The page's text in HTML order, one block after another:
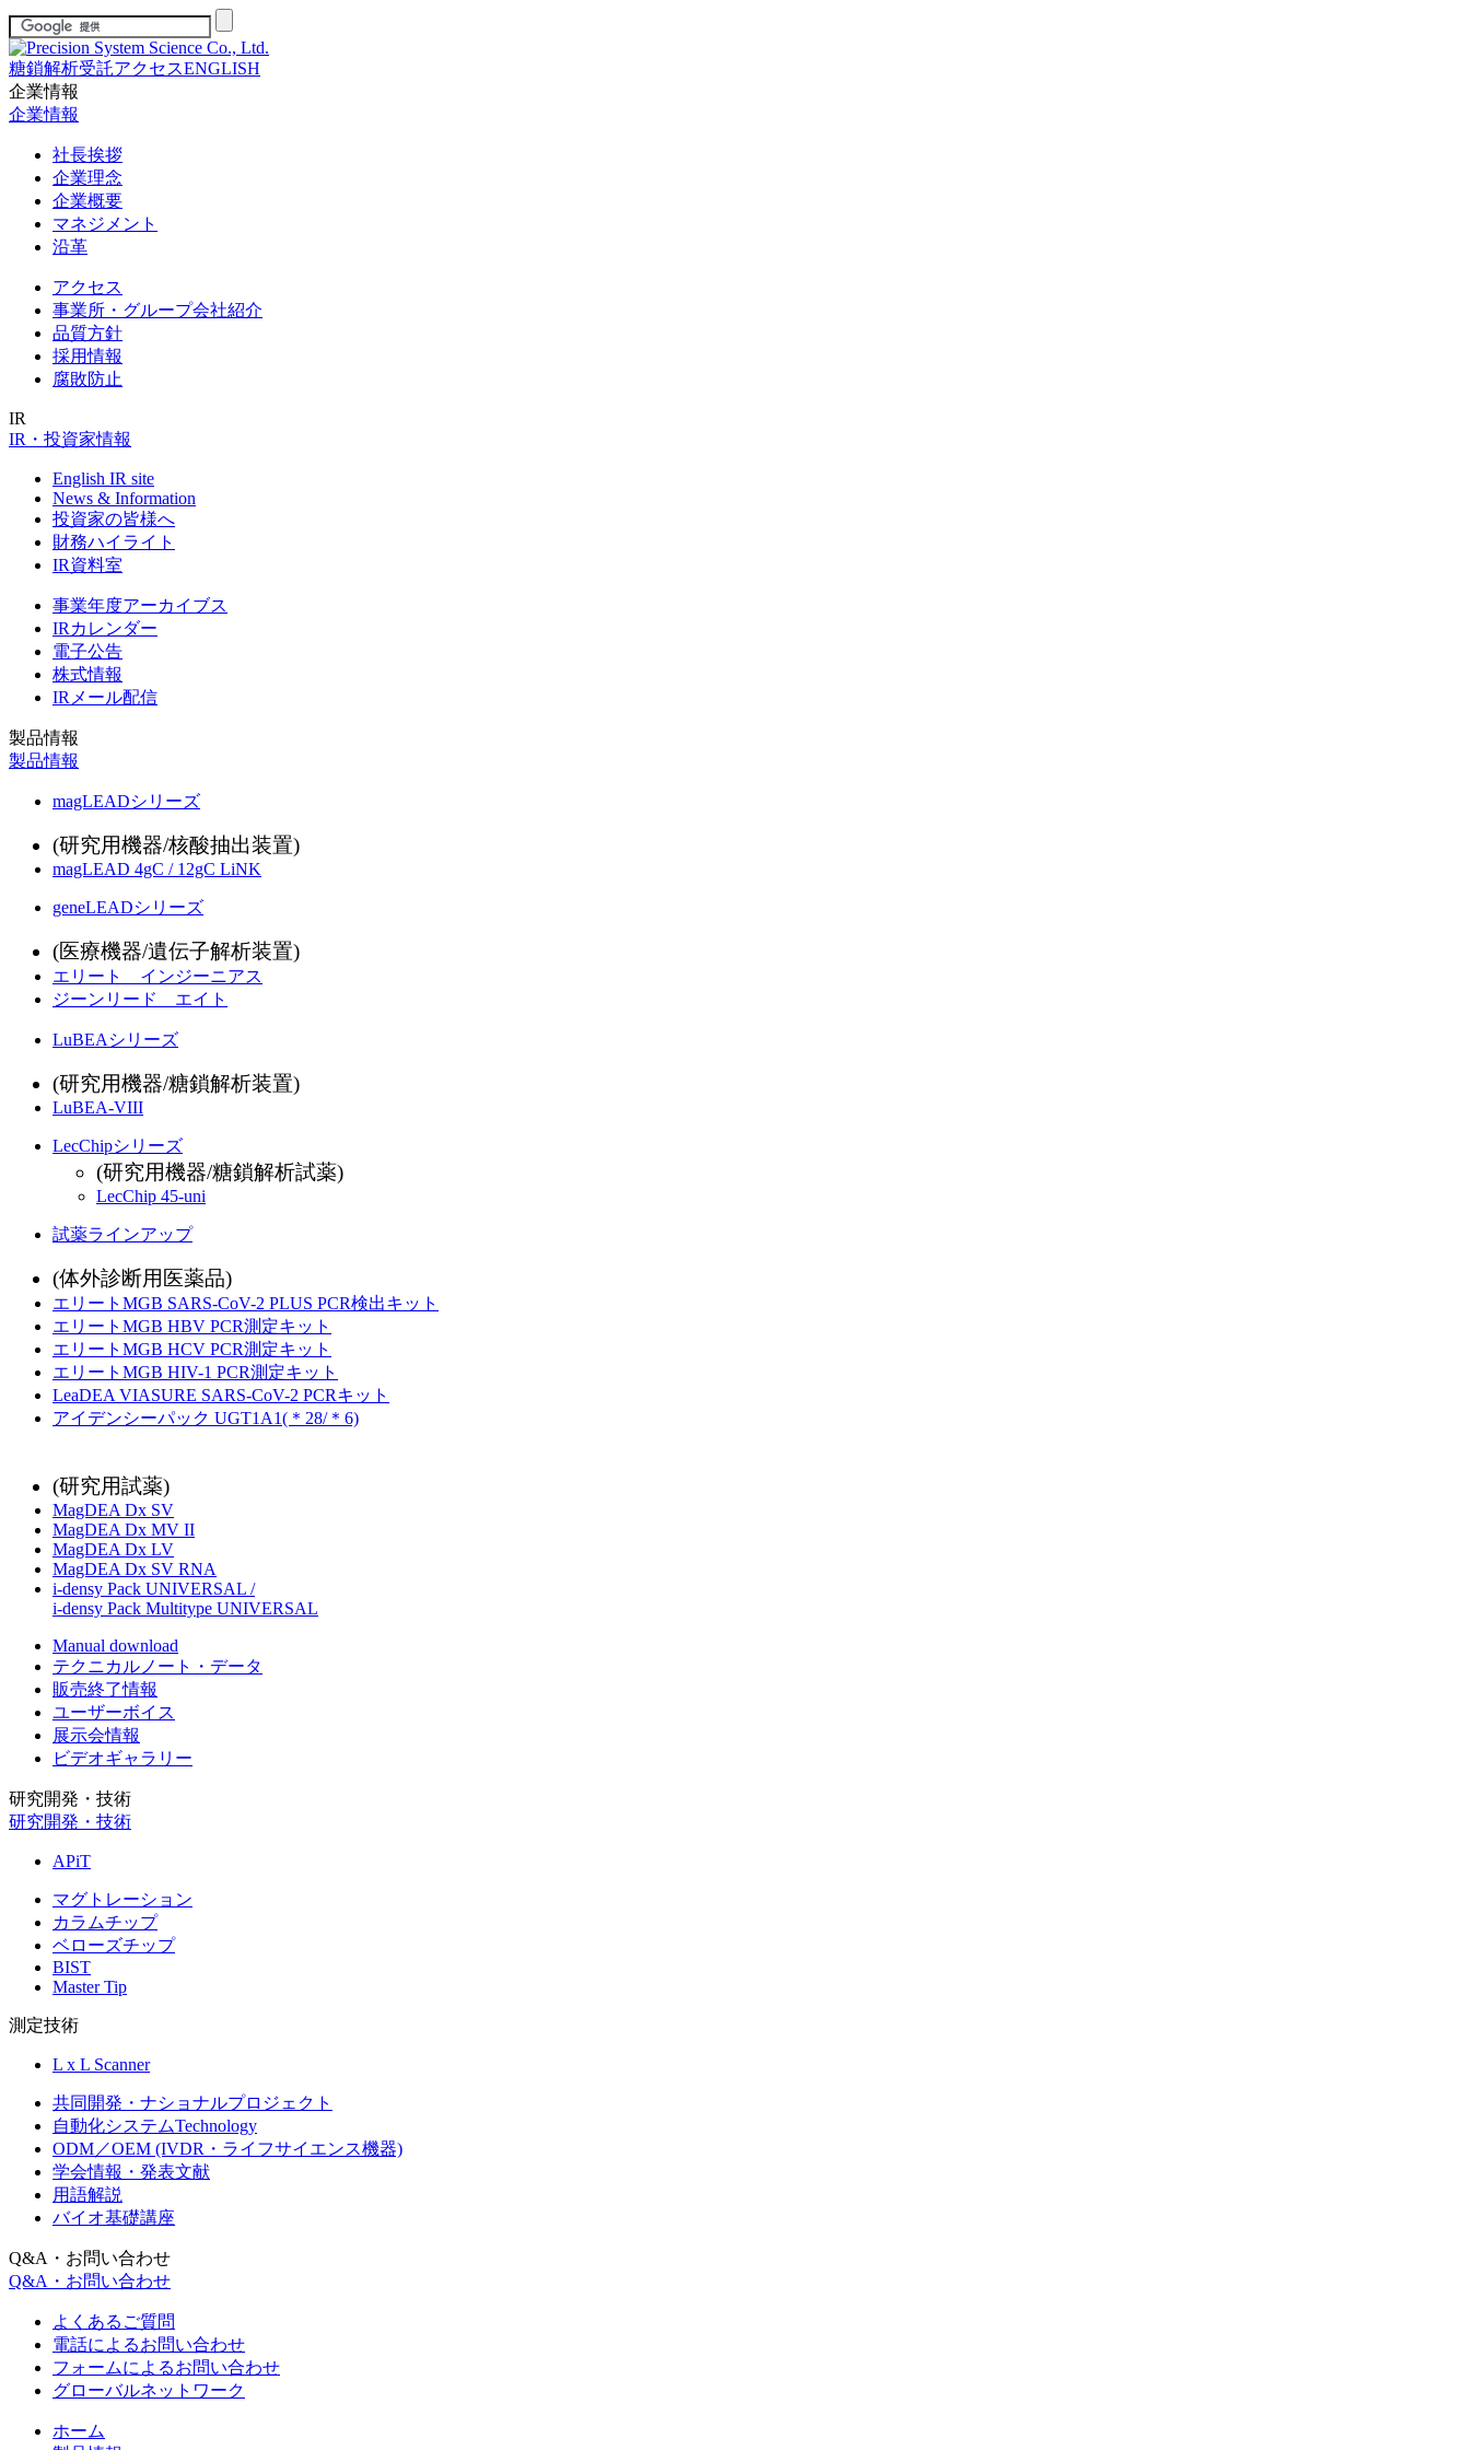
糖鎖解析受託アクセスENGLISH
企業情報
企業情報
社長挨拶
企業理念
企業概要
マネジメント
沿革
アクセス
事業所・グループ会社紹介
品質方針
採用情報
腐敗防止
IR
IR・投資家情報
English IR site
News & Information
投資家の皆様へ
財務ハイライト
IR資料室
事業年度アーカイブス
IRカレンダー
電子公告
株式情報
IRメール配信
製品情報
製品情報
magLEADシリーズ
(研究用機器/核酸抽出装置)
magLEAD 4gC / 12gC LiNK
geneLEADシリーズ
(医療機器/遺伝子解析装置)
エリート インジーニアス
ジーンリード エイト
LuBEAシリーズ
(研究用機器/糖鎖解析装置)
LuBEA-VIII
LecChipシリーズ
(研究用機器/糖鎖解析試薬)
LecChip 45-uni
試薬ラインアップ
(体外診断用医薬品)
エリートMGB SARS-CoV-2 PLUS PCR検出キット
エリートMGB HBV PCR測定キット
エリートMGB HCV PCR測定キット
エリートMGB HIV-1 PCR測定キット
LeaDEA VIASURE SARS-CoV-2 PCRキット
アイデンシーパック UGT1A1(＊28/＊6)
(研究用試薬)
MagDEA Dx SV
MagDEA Dx MV II
MagDEA Dx LV
MagDEA Dx SV RNA
i-densy Pack UNIVERSAL /
i-densy Pack Multitype UNIVERSAL
Manual download
テクニカルノート・データ
販売終了情報
ユーザーボイス
展示会情報
ビデオギャラリー
研究開発・技術
研究開発・技術
APiT
マグトレーション
カラムチップ
ベローズチップ
BIST
Master Tip
測定技術
L x L Scanner
共同開発・ナショナルプロジェクト
自動化システムTechnology
ODM／OEM (IVDR・ライフサイエンス機器)
学会情報・発表文献
用語解説
バイオ基礎講座
Q&A・お問い合わせ
Q&A・お問い合わせ
よくあるご質問
電話によるお問い合わせ
フォームによるお問い合わせ
グローバルネットワーク
ホーム